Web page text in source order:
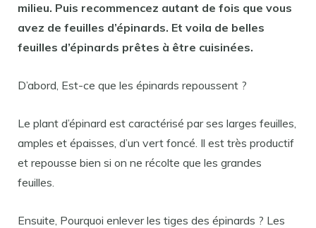
milieu. Puis recommencez autant de fois que vous
avez de feuilles d’épinards. Et voila de belles
feuilles d’épinards prêtes à être cuisinées.
D’abord, Est-ce que les épinards repoussent ?
Le plant d’épinard est caractérisé par ses larges feuilles,
amples et épaisses, d’un vert foncé. Il est très productif
et repousse bien si on ne récolte que les grandes
feuilles.
Ensuite, Pourquoi enlever les tiges des épinards ? Les